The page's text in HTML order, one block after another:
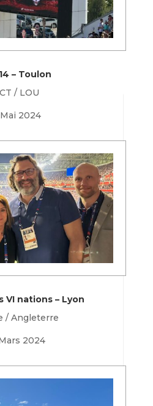
– Toulon
/ LOU
Mai 2024
VI nations – Lyon
/ Angleterre
2024